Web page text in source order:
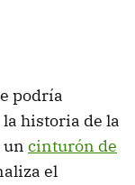
podría
historia de la
un cinturón de
el